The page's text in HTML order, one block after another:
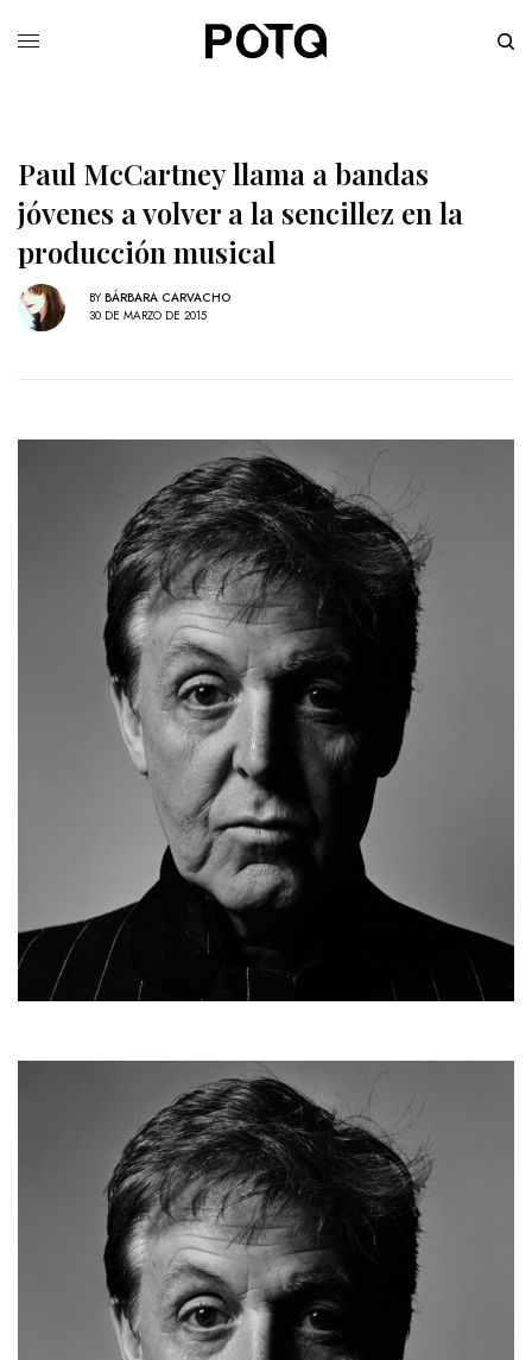
Paul McCartney llama a bandas
jóvenes a volver a la sencillez en la
producción musical
BY BÁRBARA CARVACHO
30 DE MARZO DE 2015